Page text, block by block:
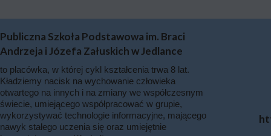
to placówka, w której cykl kształcenia trwa 8 lat.
Kładziemy nacisk na wychowanie człowieka
otwartego na innych i na zmiany we współczesnym
świecie, umiejącego współpracować w grupie,
wykorzystywać technologie informacyjne, mającego
nawyk stałego uczenia się oraz umiejętnie
Publiczna Szkoła Podstawowa im. Braci
Andrzeja i Józefa Załuskich w Jedlance